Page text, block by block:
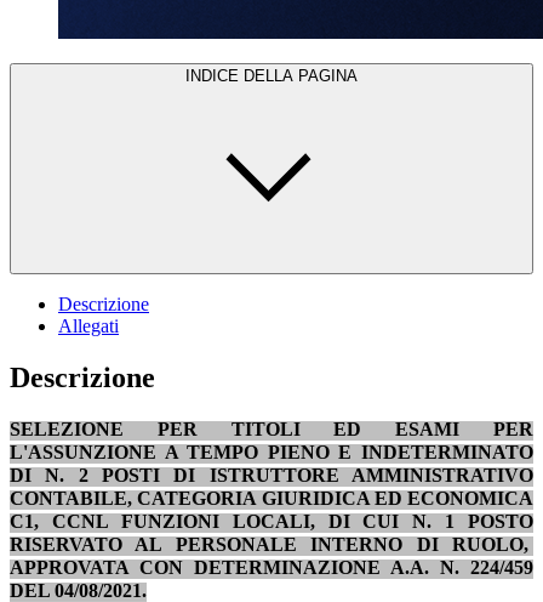
INDICE DELLA PAGINA
Descrizione
Allegati
Descrizione
SELEZIONE PER TITOLI ED ESAMI PER
L'ASSUNZIONE A TEMPO PIENO E INDETERMINATO
DI N. 2 POSTI DI ISTRUTTORE AMMINISTRATIVO
CONTABILE, CATEGORIA GIURIDICA ED ECONOMICA
C1, CCNL FUNZIONI LOCALI, DI CUI N. 1 POSTO
RISERVATO AL PERSONALE INTERNO DI RUOLO,
APPROVATA CON DETERMINAZIONE A.A. N. 224/459
DEL 04/08/2021.